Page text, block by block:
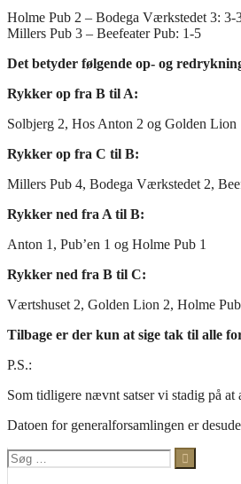
Holme Pub 2 – Bodega Værkstedet 3:
Millers Pub 3 – Beefeater Pub: 1-5
Det betyder følgende op- og
Rykker op fra B til A:
Solbjerg 2, Hos Anton 2 og Golden Lion
Rykker op fra C til B:
Millers Pub 4, Bodega Værkstedet 2,
Rykker ned fra A til B:
Anton 1, Pub’en 1 og Holme Pub 1
Rykker ned fra B til C:
Værtshuset 2, Golden Lion 2, Holme
Tilbage er der kun at sige tak til alle
P.S.:
Som tidligere nævnt satser vi stadig på
Datoen for generalforsamlingen er
Søg
efter: